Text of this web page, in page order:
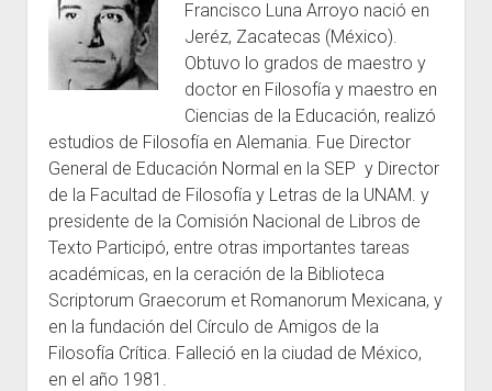
Francisco Luna Arroyo nació en
Jeréz, Zacatecas (México).
Obtuvo lo grados de maestro y
doctor en Filosofía y maestro en
Ciencias de la Educación, realizó
estudios de Filosofía en Alemania. Fue Director
General de Educación Normal en la SEP y Director
de la Facultad de Filosofía y Letras de la UNAM. y
presidente de la Comisión Nacional de Libros de
Texto Participó, entre otras importantes tareas
académicas, en la ceración de la Biblioteca
Scriptorum Graecorum et Romanorum Mexicana, y
en la fundación del Círculo de Amigos de la
Filosofía Crítica. Falleció en la ciudad de México,
en el año 1981.